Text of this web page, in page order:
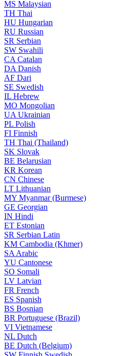
MS Malaysian
TH Thai
HU Hungarian
RU Russian
SR Serbian
SW Swahili
CA Catalan
DA Danish
AF Dari
SE Swedish
IL Hebrew
MO Mongolian
UA Ukrainian
PL Polish
FI Finnish
TH Thai (Thailand)
SK Slovak
BE Belarusian
KR Korean
CN Chinese
LT Lithuanian
MY Myanmar (Burmese)
GE Georgian
IN Hindi
ET Estonian
SR Serbian Latin
KM Cambodia (Khmer)
SA Arabic
YU Cantonese
SO Somali
LV Latvian
FR French
ES Spanish
BS Bosnian
BR Portuguese (Brazil)
VI Vietnamese
NL Dutch
BE Dutch (Belgium)